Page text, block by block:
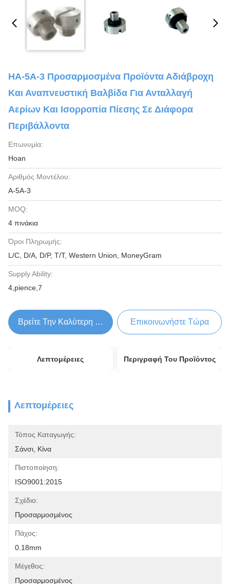
HA-5A-3 Προσαρμοσμένα Προϊόντα Αδιάβροχη
Και Αναπνευστική Βαλβίδα Για Ανταλλαγή
Αερίων Και Ισορροπία Πίεσης Σε Διάφορα
Περιβάλλοντα
Επωνυμία:
Hoan
Αριθμός Μοντέλου:
Α-5Α-3
MOQ:
4 πινάκια
Όροι Πληρωμής:
L/C, D/A, D/P, T/T, Western Union, MoneyGram
Supply Ability:
4,pience,7
Βρείτε Την Καλύτερη Τιμή Επικοινωνήστε Τώρα
Λεπτομέρειες Περιγραφή Του Προϊόντος
Λεπτομέρειες
Τόπος Καταγωγής:
Σάνσι, Κίνα
Πιστοποίηση:
ISO9001:2015
Σχέδιο:
Προσαρμοσμένος
Πάχος:
0.18mm
Μέγεθος:
Προσαρμοσμένος